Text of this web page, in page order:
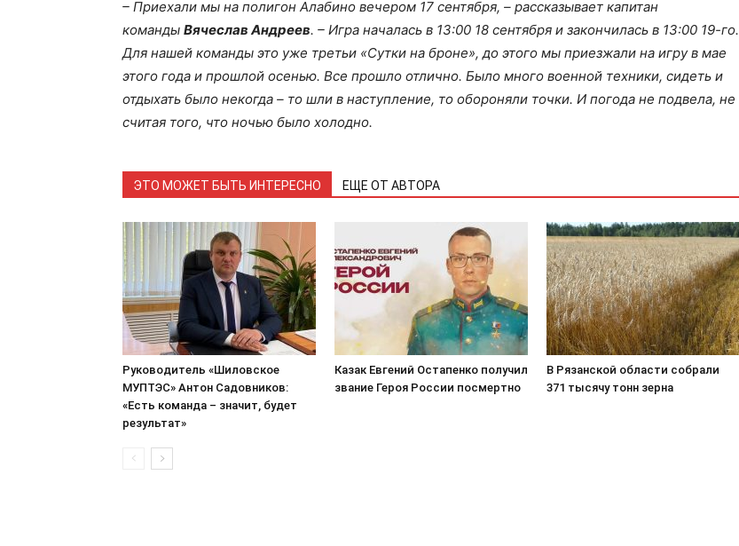
– Приехали мы на полигон Алабино вечером 17 сентября, – рассказывает капитан
команды Вячеслав Андреев. – Игра началась в 13:00 18 сентября и закончилась в 13:00 19-го.
Для нашей команды это уже третьи «Сутки на броне», до этого мы приезжали на игру в мае
этого года и прошлой осенью. Все прошло отлично. Было много военной техники, сидеть и
отдыхать было некогда – то шли в наступление, то обороняли точки. И погода не подвела, не
считая того, что ночью было холодно.
ЭТО МОЖЕТ БЫТЬ ИНТЕРЕСНО ЕЩЕ ОТ АВТОРА
Руководитель «Шиловское
МУПТЭС» Антон Садовников:
«Есть команда – значит, будет
результат»
Казак Евгений Остапенко получил
звание Героя России посмертно
В Рязанской области собрали
371 тысячу тонн зерна